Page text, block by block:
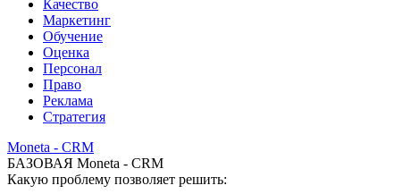
Качество
Маркетинг
Обучение
Оценка
Персонал
Право
Реклама
Стратегия
Moneta - CRM
БАЗОВАЯ Moneta - CRM
Какую проблему позволяет решить: